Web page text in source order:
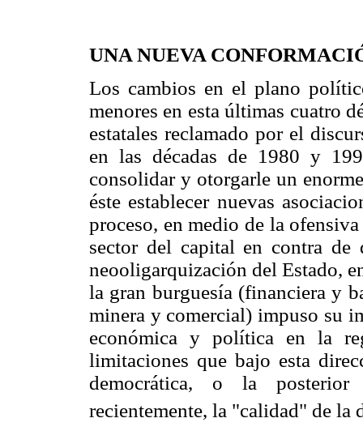
UNA NUEVA
Los cambios en el plano
menores en esta últimas cuatro
estatales reclamado por el
en las décadas de 1980 y
consolidar y otorgarle un
éste establecer nuevas
proceso, en medio de la
sector del capital en contra de
neooligarquización del Estado,
la gran burguesía (financiera y
minera y comercial) impuso su
económica y política en la
limitaciones que bajo esta
democrática, o la posterior
recientemente, la "calidad" de la